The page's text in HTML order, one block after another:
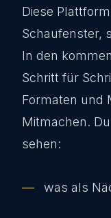
Diese
Schaufenster,
In den
Schritt für
Formaten und
Mitmachen.
sehen:
was als